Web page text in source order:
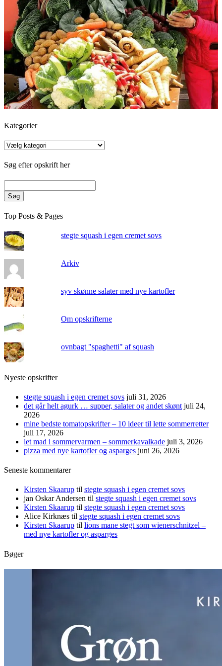
Kategorier
Kategorier
Søg efter opskrift her
Søg
Top Posts & Pages
stegte squash i egen cremet sovs
Arkiv
syv skønne salater med nye kartofler
Om opskrifterne
ovnbagt "spaghetti" af squash
Nyeste opskrifter
stegte squash i egen cremet sovs juli 31, 2026
det går helt agurk … supper, salater og andet skønt juli 24,
2026
mine bedste tomatopskrifter – 10 ideer til lette sommerretter
juli 17, 2026
let mad i sommervarmen – sommerkavalkade juli 3, 2026
pizza med nye kartofler og asparges juni 26, 2026
Seneste kommentarer
Kirsten Skaarup til stegte squash i egen cremet sovs
jan Oskar Andersen til stegte squash i egen cremet sovs
Kirsten Skaarup til stegte squash i egen cremet sovs
Alice Kirknæs til stegte squash i egen cremet sovs
Kirsten Skaarup til lions mane stegt som wienerschnitzel –
med nye kartofler og asparges
Bøger